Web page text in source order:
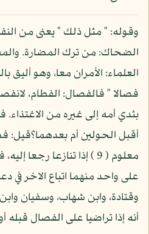
وقوله: " مثل ذلك " يعنى من
الضحاك: من ترك المضارة.
العلماء: الأمران معا، وهو أليق
فصالا " فالفصال: الفطام،
بثدي أمه إلى غيره من
أقبل الحولين أم بعدهما؟قيل:
معلوم ( 9 ) إذا تنازعا
على واحد منهما اتباع الاخر في
وقتادة، وابن شهاب، وسفيان
أنه إذا تراضيا على الفصال